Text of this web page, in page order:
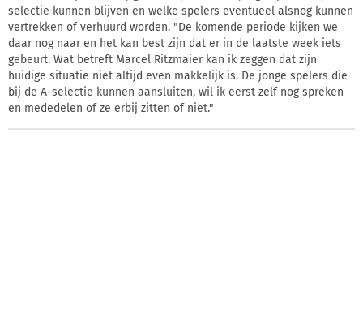
selectie kunnen blijven en welke spelers eventueel alsnog kunnen
vertrekken of verhuurd worden. "De komende periode kijken we
daar nog naar en het kan best zijn dat er in de laatste week iets
gebeurt. Wat betreft Marcel Ritzmaier kan ik zeggen dat zijn
huidige situatie niet altijd even makkelijk is. De jonge spelers die
bij de A-selectie kunnen aansluiten, wil ik eerst zelf nog spreken
en mededelen of ze erbij zitten of niet."